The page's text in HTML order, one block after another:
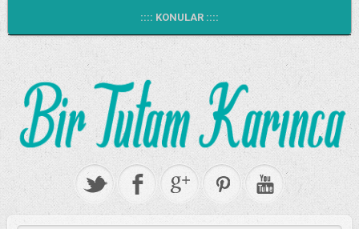
:::: KONULAR ::::